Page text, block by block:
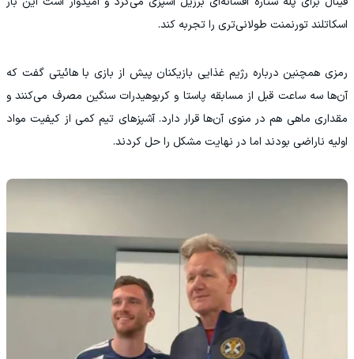
اسکاتلند تورنمنت طولانی‌تری را تجربه کند.
‫رمزی همچنین درباره رژیم غذایی بازیکنان پیش از بازی با هائیتی گفت که
آن‌ها سه ساعت قبل از مسابقه پاستا و کربوهیدرات سنگین مصرف می‌کنند و
مقداری ماهی هم در منوی آن‌ها قرار دارد. آشپزهای تیم کمی از کیفیت مواد
اولیه ناراضی بودند اما در نهایت مشکل را حل کردند.